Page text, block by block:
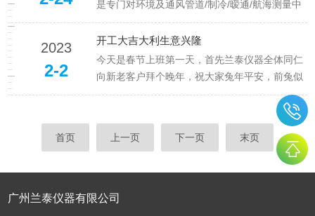
是专门对环境及通风管道/制冷/暧通/航海测量中
的数据采集，以及天气预报，野外作业和消防部
门的数据采集。产品特点*不仅可测量风速，还可
以测量风温、浪高、风级、风量和风向等。*多测
量单位转换。*高灵敏度和精确测量，传感器采用
2023
2-2
开工大吉大利生意兴隆
今天是春节上班第一天，首先兰泰仪器全体同仁
向新老客户拜个晚年，祝大家兔年平安，前兔似
锦，好运常在，兔年大吉，阖家幸福！我们将一
如继往给大家提供更优质售后服务及质量保证仪
器，在以住的日子里谢谢大家一如继往对我们支
持与厚爱，我们会更加努力继续为大家提供更多
首页 上一页 下一页 末页
广州兰泰仪器有限公司